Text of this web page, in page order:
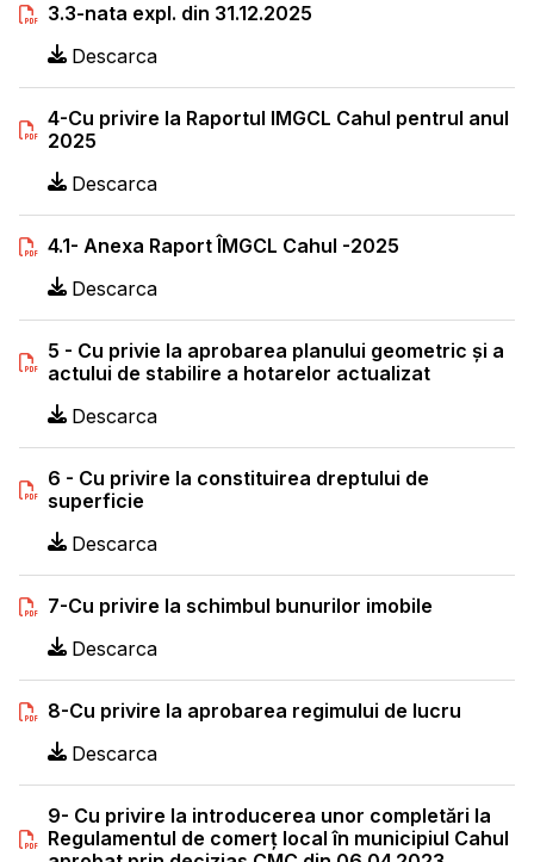
3.3-nata expl. din 31.12.2025
Descarca
4-Cu privire la Raportul IMGCL Cahul pentrul anul
2025
Descarca
4.1- Anexa Raport ÎMGCL Cahul -2025
Descarca
5 - Cu privie la aprobarea planului geometric și a
actului de stabilire a hotarelor actualizat
Descarca
6 - Cu privire la constituirea dreptului de
superficie
Descarca
7-Cu privire la schimbul bunurilor imobile
Descarca
8-Cu privire la aprobarea regimului de lucru
Descarca
9- Cu privire la introducerea unor completări la
Regulamentul de comerț local în municipiul Cahul